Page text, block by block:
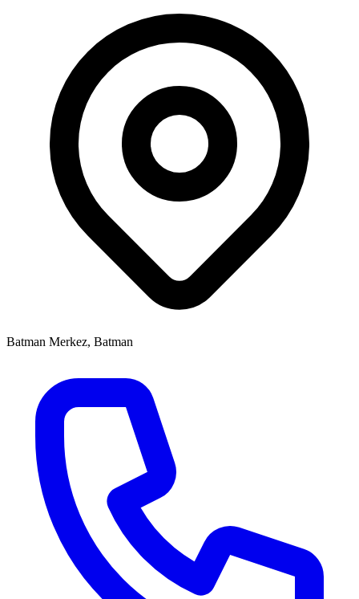
Batman Merkez, Batman